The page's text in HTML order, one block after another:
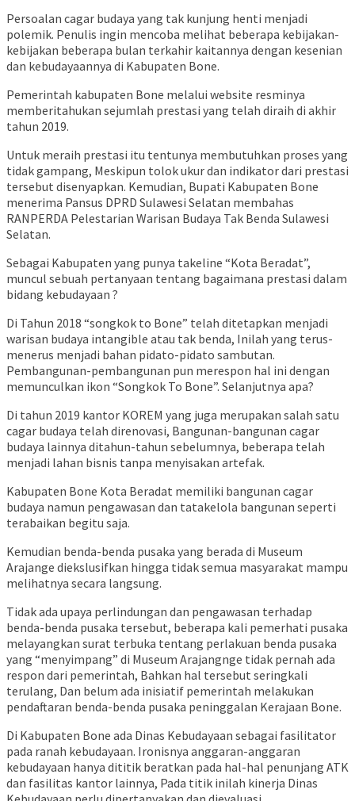
Persoalan cagar budaya yang tak kunjung henti menjadi
polemik. Penulis ingin mencoba melihat beberapa kebijakan-
kebijakan beberapa bulan terkahir kaitannya dengan kesenian
dan kebudayaannya di Kabupaten Bone.
Pemerintah kabupaten Bone melalui website resminya
memberitahukan sejumlah prestasi yang telah diraih di akhir
tahun 2019.
Untuk meraih prestasi itu tentunya membutuhkan proses yang
tidak gampang, Meskipun tolok ukur dan indikator dari prestasi
tersebut disenyapkan. Kemudian, Bupati Kabupaten Bone
menerima Pansus DPRD Sulawesi Selatan membahas
RANPERDA Pelestarian Warisan Budaya Tak Benda Sulawesi
Selatan.
Sebagai Kabupaten yang punya takeline “Kota Beradat”,
muncul sebuah pertanyaan tentang bagaimana prestasi dalam
bidang kebudayaan ?
Di Tahun 2018 “songkok to Bone” telah ditetapkan menjadi
warisan budaya intangible atau tak benda, Inilah yang terus-
menerus menjadi bahan pidato-pidato sambutan.
Pembangunan-pembangunan pun merespon hal ini dengan
memunculkan ikon “Songkok To Bone”. Selanjutnya apa?
Di tahun 2019 kantor KOREM yang juga merupakan salah satu
cagar budaya telah direnovasi, Bangunan-bangunan cagar
budaya lainnya ditahun-tahun sebelumnya, beberapa telah
menjadi lahan bisnis tanpa menyisakan artefak.
Kabupaten Bone Kota Beradat memiliki bangunan cagar
budaya namun pengawasan dan tatakelola bangunan seperti
terabaikan begitu saja.
Kemudian benda-benda pusaka yang berada di Museum
Arajange diekslusifkan hingga tidak semua masyarakat mampu
melihatnya secara langsung.
Tidak ada upaya perlindungan dan pengawasan terhadap
benda-benda pusaka tersebut, beberapa kali pemerhati pusaka
melayangkan surat terbuka tentang perlakuan benda pusaka
yang “menyimpang” di Museum Arajangnge tidak pernah ada
respon dari pemerintah, Bahkan hal tersebut seringkali
terulang, Dan belum ada inisiatif pemerintah melakukan
pendaftaran benda-benda pusaka peninggalan Kerajaan Bone.
Di Kabupaten Bone ada Dinas Kebudayaan sebagai fasilitator
pada ranah kebudayaan. Ironisnya anggaran-anggaran
kebudayaan hanya dititik beratkan pada hal-hal penunjang ATK
dan fasilitas kantor lainnya, Pada titik inilah kinerja Dinas